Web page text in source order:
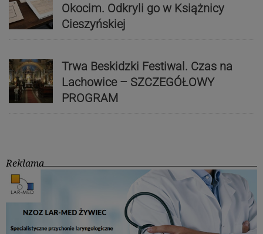
Okocim. Odkryli go w Książnicy
Cieszyńskiej
Trwa Beskidzki Festiwal. Czas na
Lachowice – SZCZEGÓŁOWY
PROGRAM
Reklama